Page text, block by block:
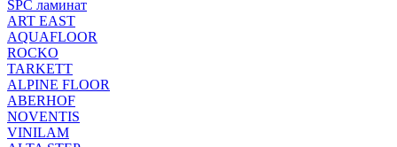
SPC ламинат
ART EAST
AQUAFLOOR
ROCKO
TARKETT
ALPINE FLOOR
ABERHOF
NOVENTIS
VINILAM